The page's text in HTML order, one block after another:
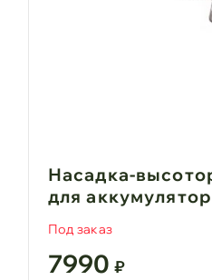
Насадка-
для
Под заказ
7990 ₽